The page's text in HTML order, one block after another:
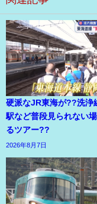
硬派なJR東海が??洗浄
駅など普段見られない
るツアー??
2026年8月7日